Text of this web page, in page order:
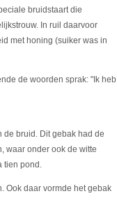
bruidstaart die
In ruil daarvoor
met honing (suiker was in
de woorden sprak: "Ik heb
de bruid. Dit gebak had de
waar onder ook de witte
tien pond.
Ook daar vormde het gebak